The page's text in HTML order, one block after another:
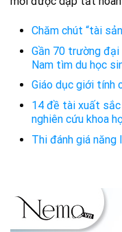
Chăm chút “tài
Gần 70 trường
Nam tìm du học
Giáo dục giới tính
14 đề tài xuất
nghiên cứu khoa
Thi đánh giá năng